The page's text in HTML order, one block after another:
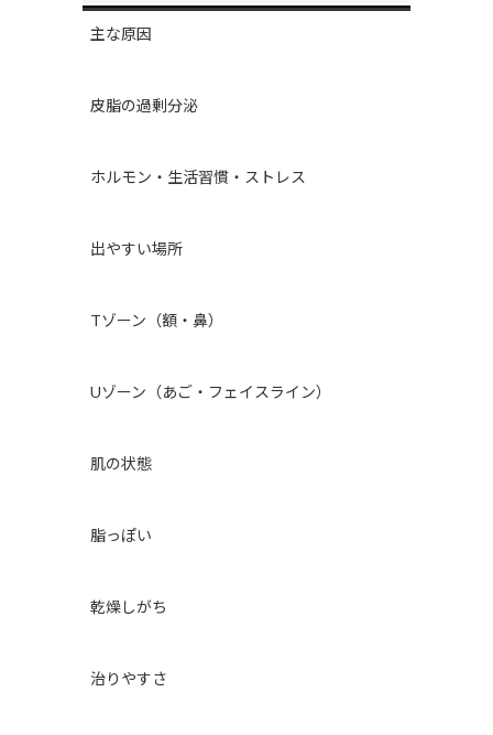
主な原因
皮脂の過剰分泌
ホルモン・生活習慣・ストレス
出やすい場所
Tゾーン（額・鼻）
Uゾーン（あご・フェイスライン）
肌の状態
脂っぽい
乾燥しがち
治りやすさ